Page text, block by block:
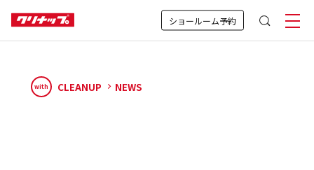
ショールーム予約
with CLEANUP NEWS